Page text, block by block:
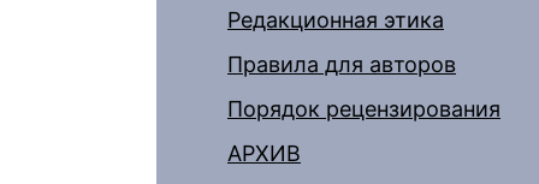
Редакционная этика
Правила для авторов
Порядок рецензирования
АРХИВ